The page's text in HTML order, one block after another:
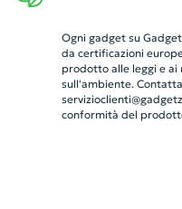
Ogni gadget su
da certificazioni
prodotto alle leggi e ai
sull'ambiente.
conformità del